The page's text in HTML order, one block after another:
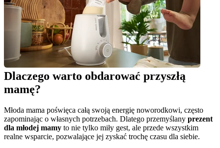
Dlaczego warto obdarować przyszłą
mamę?
Młoda mama poświęca całą swoją energię noworodkowi, często
zapominając o własnych potrzebach. Dlatego przemyślany prezent
dla młodej mamy to nie tylko miły gest, ale przede wszystkim
realne wsparcie, pozwalające jej zyskać trochę czasu dla siebie.